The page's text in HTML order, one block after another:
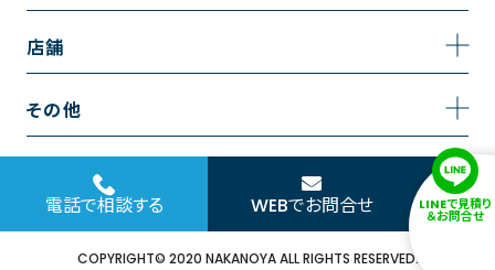
リノベーション
内装のリフォーム
水回りのリフォーム
外壁のリフォーム
窓のリフォーム
お風呂の施工事例
洗面の施工事例
コミュニティ
お知らせ
店舗
越谷店
浦和店
日本橋店
その他
お問い合わせ
サイトポリシー
協力会社様専用お問い合わせフォーム
電話で相談する WEBでお問合せ LINEで見積り
＆お問合せ
COPYRIGHT© 2020 NAKANOYA ALL RIGHTS RESERVED.